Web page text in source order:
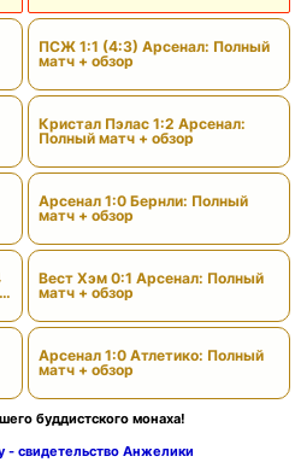
ПСЖ 1:1 (4:3) Арсенал: Полный
матч + обзор
Кристал Пэлас 1:2 Арсенал:
Полный матч + обзор
Арсенал 1:0 Бернли: Полный
матч + обзор
Вест Хэм 0:1 Арсенал: Полный
матч + обзор
Арсенал 1:0 Атлетико: Полный
матч + обзор
буддистского монаха!
- свидетельство Анжелики